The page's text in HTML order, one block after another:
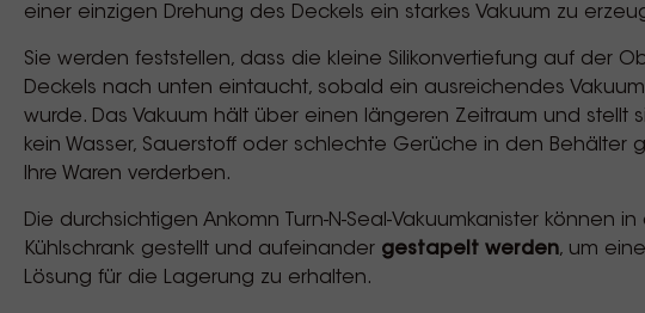
einer einzigen Drehung des Deckels ein starkes Vakuum zu
Sie werden feststellen, dass die kleine Silikonvertiefung auf der
Deckels nach unten eintaucht, sobald ein ausreichendes
wurde. Das Vakuum hält über einen längeren Zeitraum und stellt
kein Wasser, Sauerstoff oder schlechte Gerüche in den Behälter
Ihre Waren verderben.
Die durchsichtigen Ankomn Turn-N-Seal-Vakuumkanister können in
Kühlschrank gestellt und aufeinander gestapelt werden, um
Lösung für die Lagerung zu erhalten.